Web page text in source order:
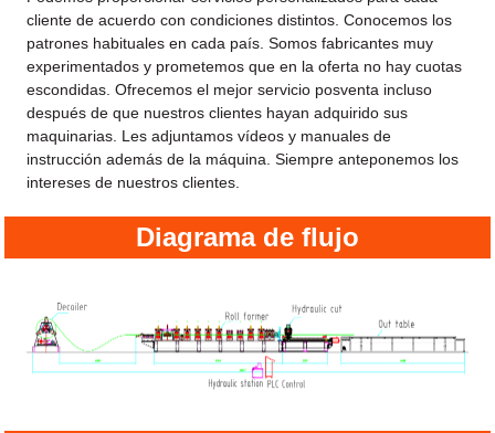
cliente de acuerdo con condiciones distintos. Conocemos los
patrones habituales en cada país. Somos fabricantes muy
experimentados y prometemos que en la oferta no hay cuotas
escondidas. Ofrecemos el mejor servicio posventa incluso
después de que nuestros clientes hayan adquirido sus
maquinarias. Les adjuntamos vídeos y manuales de
instrucción además de la máquina. Siempre anteponemos los
intereses de nuestros clientes.
Diagrama de flujo